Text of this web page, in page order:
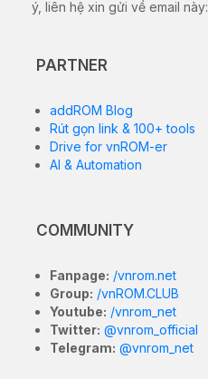
ý, liên hệ xin gửi về email này:
PARTNER
addROM Blog
Rút gọn link & 100+ tools
Drive for vnROM-er
AI & Automation
COMMUNITY
Fanpage: /vnrom.net
Group: /vnROM.CLUB
Youtube: /vnrom_net
Twitter: @vnrom_official
Telegram: @vnrom_net